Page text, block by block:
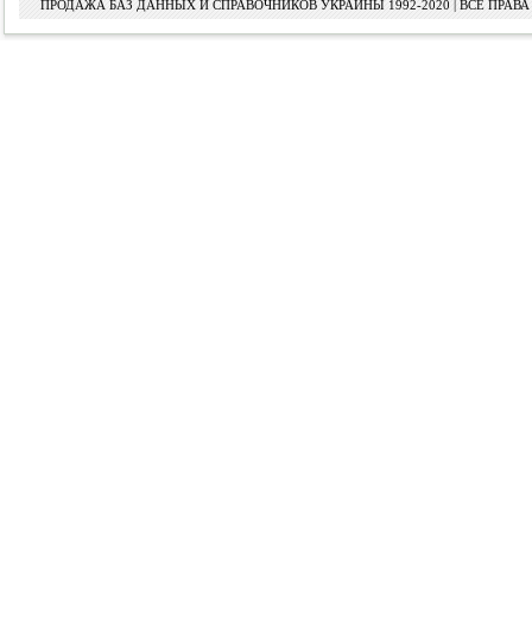
ПРОДАЖА БАЗ ДАННЫХ И СПРАВОЧНИКОВ УКРАИНЫ 1992-2020 | ВСЕ